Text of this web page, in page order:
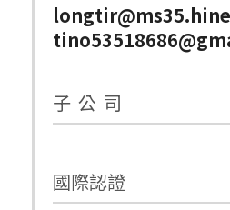
子 公 司
國際認證